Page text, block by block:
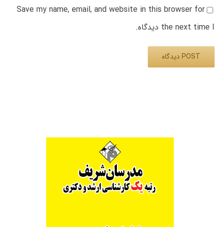
Save my name, email, and website in this browser for
the next time I دیدگاه.